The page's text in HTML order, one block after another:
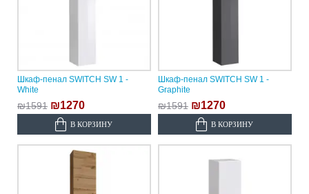
Шкаф-пенал SWITCH SW 1 -
White
₪1591 ₪1270
В КОРЗИНУ
Шкаф-пенал SWITCH SW 1 -
Graphite
₪1591 ₪1270
В КОРЗИНУ